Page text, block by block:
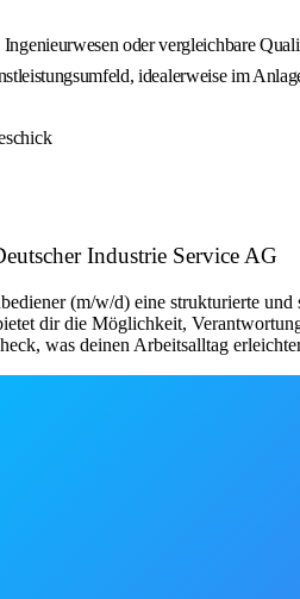
oder vergleichbare
idealerweise im
Industrie Service AG
(m/w/d) eine strukturierte
dir die Möglichkeit,
was deinen Arbeitsalltag